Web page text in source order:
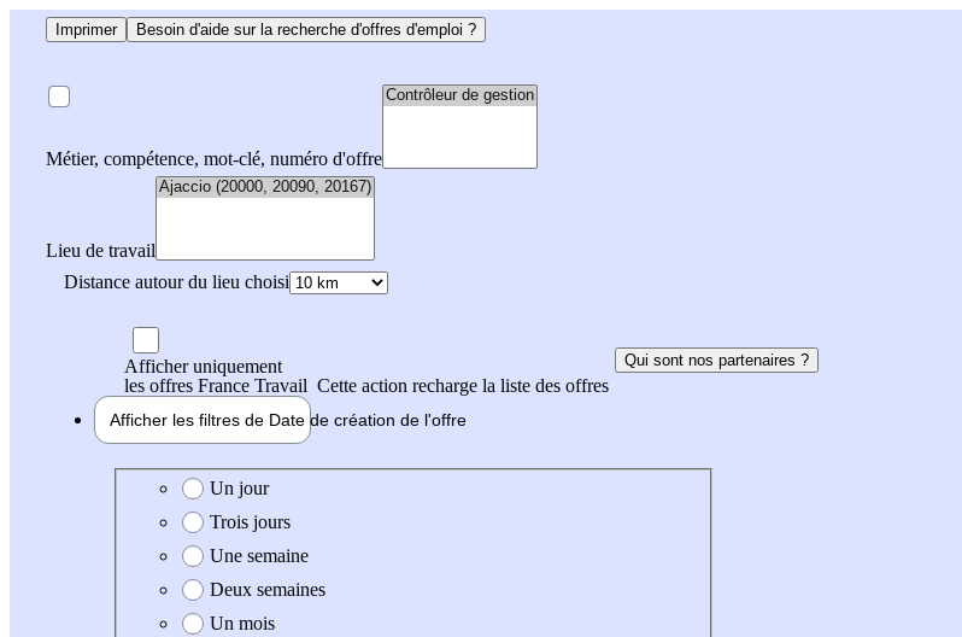
Imprimer Besoin d'aide sur la recherche d'offres d'emploi ?
Métier, compétence, mot-clé, numéro d'offre
Lieu de travail
Distance autour du lieu choisi
Afficher uniquement
les offres France Travail Cette action recharge la liste des offres
Qui sont nos partenaires ?
Afficher les filtres de Date de création de l'offre
Date de création de l'offre
Un jour
Trois jours
Une semaine
Deux semaines
Un mois